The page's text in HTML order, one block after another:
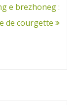
e brezhoneg :
de courgette